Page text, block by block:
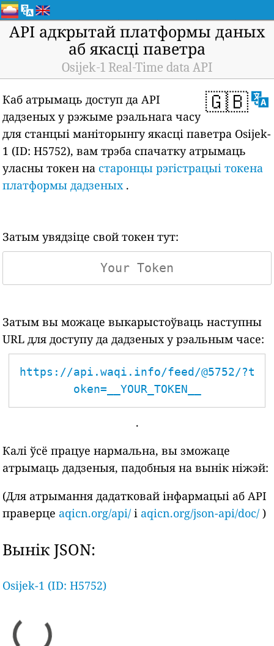
API адкрытай платформы даных
аб якасці паветра
Osijek-1 Real-Time data API
🇬🇧
Каб атрымаць доступ да API
дадзеных у рэжыме рэальнага часу
для станцыі маніторынгу якасці паветра Osijek-
1 (ID: H5752), вам трэба спачатку атрымаць
уласны токен на старонцы рэгістрацыі токена
платформы дадзеных.
Затым увядзіце свой токен тут:
Затым вы можаце выкарыстоўваць наступны
URL для доступу да дадзеных у рэальным часе:
https://api.waqi.info/feed/@5752/?t
oken=__YOUR_TOKEN__
.
Калі ўсё працуе нармальна, вы зможаце
атрымаць дадзеныя, падобныя на вынік ніжэй:
(Для атрымання дадатковай інфармацыі аб API
праверце aqicn.org/api/ і aqicn.org/json-api/doc/ )
Вынік JSON:
Osijek-1 (ID: H5752)